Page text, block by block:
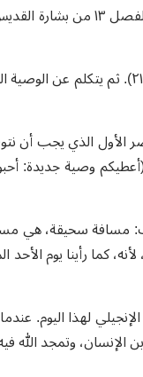
المقطع الإنجيلي الّذي نستمع إليه
بعد صدمة “غسل الأرجل“، يورد يوحنّا إعلان
الأول الذي يجب
وصية جديدة:
مسافة سحيقة، هي
رأينا يوم الأحد
لهذا اليوم.
وتمجد الله فيه